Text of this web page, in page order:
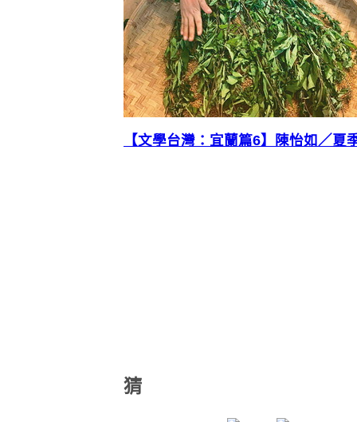
【文學台灣：宜蘭篇6】陳怡如／夏
猜